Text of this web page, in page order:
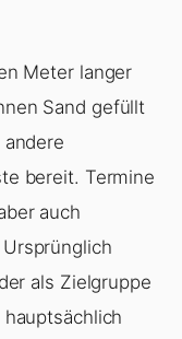
Meter langer
Sand gefüllt
bereit. Termine
auch
als Zielgruppe